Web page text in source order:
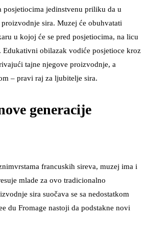
posjetiocima jedinstvenu priliku da u
sira. Muzej će obuhvatati
u kojoj će se pred posjetiocima, na licu
obilazak vodiće posjetioce kroz
tajne njegove proizvodnje, a
– pravi raj za ljubitelje sira.
generacije
francuskih sireva, muzej ima i
mlade za ovo tradicionalno
sira suočava se sa nedostatkom
du Fromage nastoji da podstakne novi